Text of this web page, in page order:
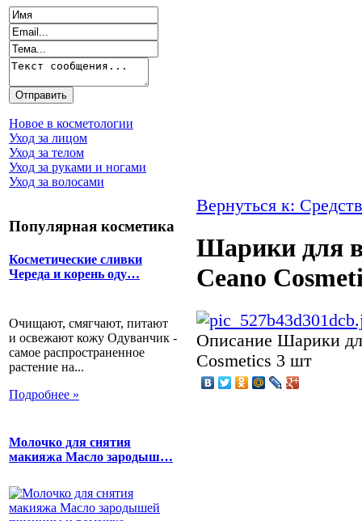
Новое в косметологии
Уход за лицом
Уход за телом
Уход за руками и ногами
Уход за волосами
Популярная косметика
Косметические сливки
Череда и корень оду…
Очищают, смягчают, питают
и освежают кожу Одуванчик -
самое распространенное
растение на...
Подробнее »
Молочко для снятия
макияжа Масло зародыш…
Вернуться к:
Шарики для
Ceano
Описание Шарики
Cosmetics 3 шт